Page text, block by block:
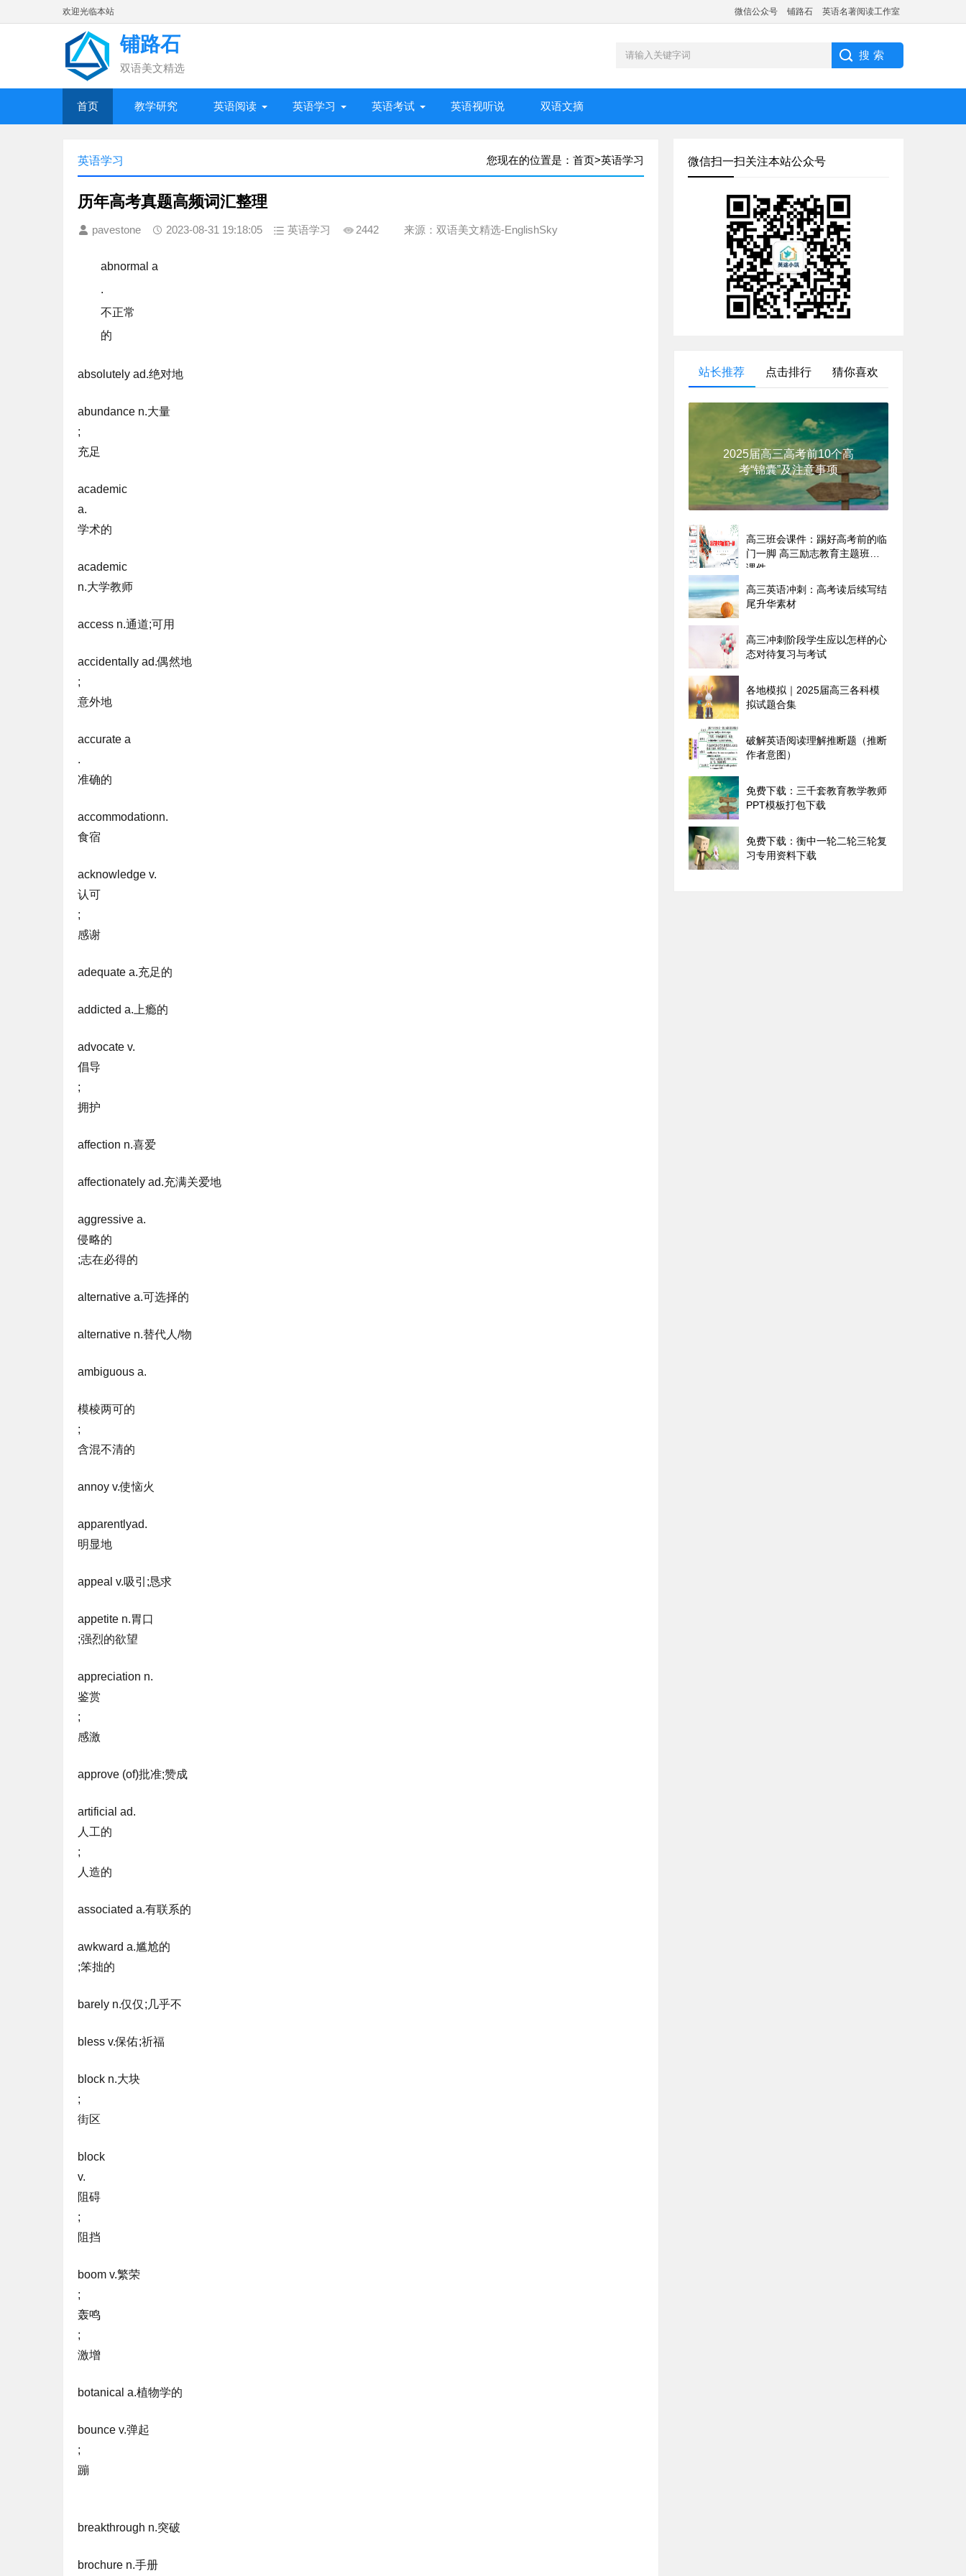
欢迎光临本站 微信公众号 铺路石 英语名著阅读工作室
铺路石
双语美文精选
首页 教学研究 英语阅读 英语学习 英语考试 英语视听说 双语文摘
您现在的位置是： 首页>英语学习
英语学习
历年高考真题高频词汇整理
pavestone 2023-08-31 19:18:05 英语学习 2442 来源：双语美文精选-EnglishSky
abnormal a
.
不正常
的
absolutely ad.绝对地
abundance n.大量
;
充足
academic
a.
学术的
academic
n.大学教师
access n.通道;可用
accidentally ad.偶然地
;
意外地
accurate a
.
准确的
accommodationn.
食宿
acknowledge v.
认可
;
感谢
adequate a.充足的
addicted a.上瘾的
advocate v.
倡导
;
拥护
affection n.喜爱
affectionately ad.充满关爱地
aggressive a.
侵略的
;志在必得的
alternative a.可选择的
alternative n.替代人/物
ambiguous a.
模棱两可的
;
含混不清的
annoy v.使恼火
apparentlyad.
明显地
appeal v.吸引;恳求
appetite n.胃口
;强烈的欲望
appreciation n.
鉴赏
;
感激
approve (of)批准;赞成
artificial ad.
人工的
;
人造的
associated a.有联系的
awkward a.尴尬的
;笨拙的
barely n.仅仅;几乎不
bless v.保佑;祈福
block n.大块
;
街区
block
v.
阻碍
;
阻挡
boom v.繁荣
;
轰鸣
;
激增
botanical a.植物学的
bounce v.弹起
;
蹦
breakthrough n.突破
brochure n.手册
微信扫一扫关注本站公众号
站长推荐 点击排行 猜你喜欢
2025届高三高考前10个高
考“锦囊”及注意事项
高三班会课件：踢好高考前的临
门一脚 高三励志教育主题班会
课件
高三英语冲刺：高考读后续写结
尾升华素材
高三冲刺阶段学生应以怎样的心
态对待复习与考试
各地模拟｜2025届高三各科模
拟试题合集
破解英语阅读理解推断题（推断
作者意图）
免费下载：三千套教育教学教师
PPT模板打包下载
免费下载：衡中一轮二轮三轮复
习专用资料下载